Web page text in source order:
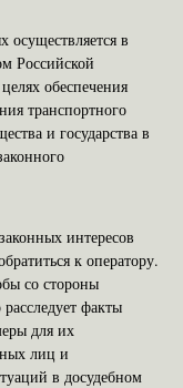
осуществляется в
Российской
обеспечения
транспортного
и государства в
интересов
к оператору.
со стороны
факты
для их
лиц и
в досудебном